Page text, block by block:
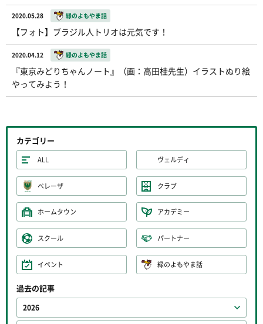
2020.05.28 緑のよもやま話
【フォト】ブラジル人トリオは元気です！
2020.04.12 緑のよもやま話
『東京みどりちゃんノート』（画：高田桂先生）イラストぬり絵
やってみよう！
カテゴリー
ALL ヴェルディ
ベレーザ クラブ
ホームタウン アカデミー
スクール パートナー
イベント 緑のよもやま話
過去の記事
2026